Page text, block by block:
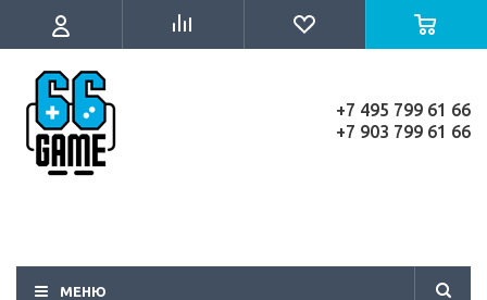
+7 495 799 61 66
+7 903 799 61 66
МЕНЮ